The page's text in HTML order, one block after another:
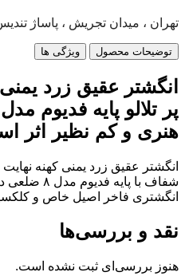
تهران ، میدان تجریش ، پاساژ تندیس ،
توضیحات محصول ویژگی ها
انگشتر عقیق زرد یمنی
هنری و کم نظیر اثر
انگشتر عقیق زرد یمنی کهنه نهایت
شفاف با
انگشتری فاخر اصیل خاص و
نقد و بررسی‌ها
هنوز بررسی‌ای ثبت نشده است.